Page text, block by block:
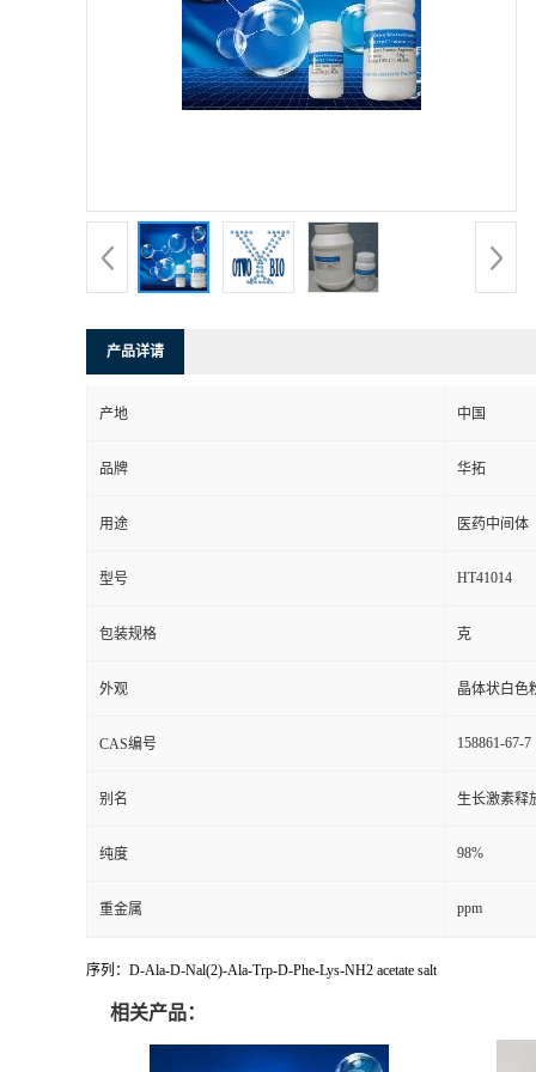
产品详请
产地 中国
品牌 华拓
用途 医药中间体
型号 HT41014
包装规格 克
外观 晶体状白色
CAS编号 158861-67-7
别名 生长激素释
纯度 98%
重金属 ppm
序列：D-Ala-D-Nal(2)-Ala-Trp-D-Phe-Lys-NH2 acetate salt
相关产品：